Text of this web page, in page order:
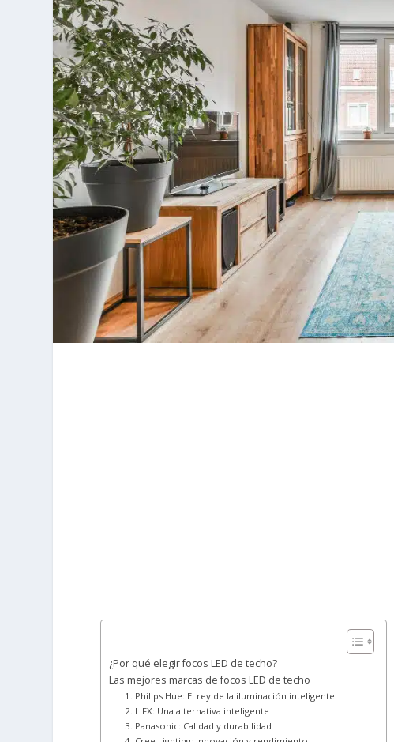
¿Por qué elegir focos LED de techo?
Las mejores marcas de focos LED de techo
1. Philips Hue: El rey de la iluminación inteligente
2. LIFX: Una alternativa inteligente
3. Panasonic: Calidad y durabilidad